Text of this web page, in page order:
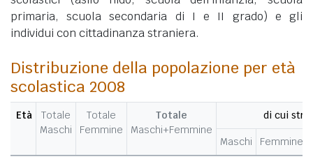
primaria, scuola secondaria di I e II grado) e gli
individui con cittadinanza straniera.
Distribuzione della popolazione per età
scolastica 2008
Età
Totale
Maschi
Totale
Femmine
Totale
Maschi+Femmine
di cui
Maschi
Femmine